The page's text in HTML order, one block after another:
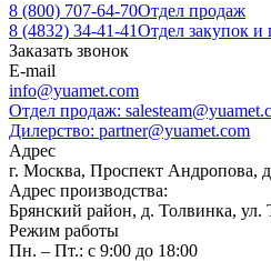
8 (800) 707-64-70Отдел продаж
8 (4832) 34-41-41Отдел закупок и
Заказать звонок
E-mail
info@yuamet.com
Отдел продаж:
Дилерство: partner@yuamet.com
Адрес
г. Москва, Проспект Андропова,
Адрес производства:
Брянский район, д. Толвинка, ул.
Режим работы
Пн. – Пт.: с 9:00 до 18:00